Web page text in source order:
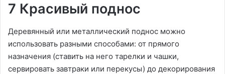
7 Красивый поднос
Деревянный или металлический поднос можно
использовать разными способами: от прямого
назначения (ставить на него тарелки и чашки,
сервировать завтраки или перекусы) до декорирования